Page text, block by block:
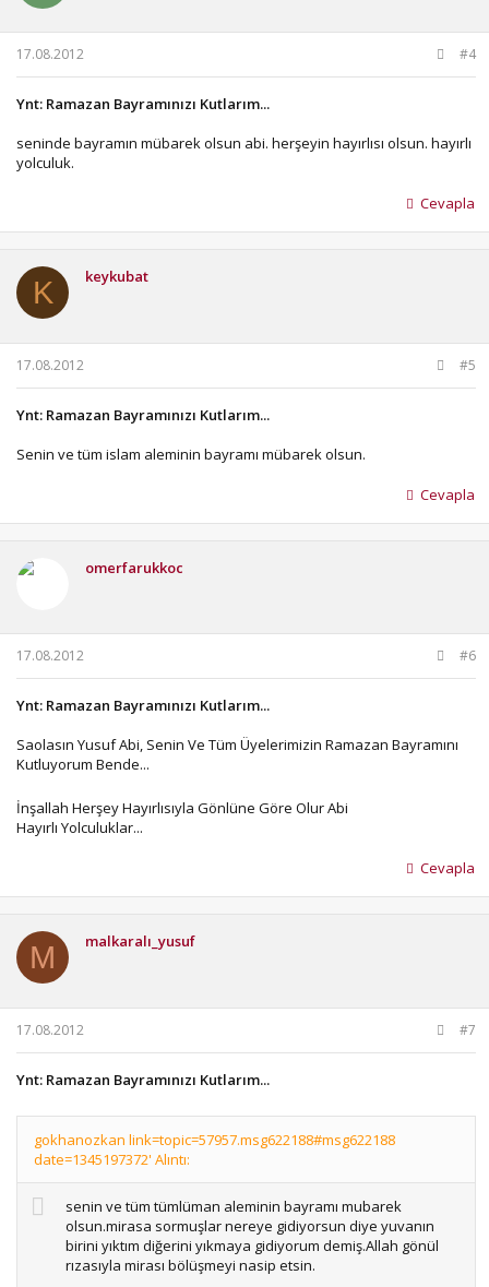
17.08.2012 #4
Ynt: Ramazan Bayramınızı Kutlarım...
seninde bayramın mübarek olsun abi. herşeyin hayırlısı olsun. hayırlı
yolculuk.
Cevapla
K keykubat
17.08.2012 #5
Ynt: Ramazan Bayramınızı Kutlarım...
Senin ve tüm islam aleminin bayramı mübarek olsun.
Cevapla
omerfarukkoc
17.08.2012 #6
Ynt: Ramazan Bayramınızı Kutlarım...
Saolasın Yusuf Abi, Senin Ve Tüm Üyelerimizin Ramazan Bayramını
Kutluyorum Bende...
İnşallah Herşey Hayırlısıyla Gönlüne Göre Olur Abi
Hayırlı Yolculuklar...
Cevapla
M malkaralı_yusuf
17.08.2012 #7
Ynt: Ramazan Bayramınızı Kutlarım...
gokhanozkan link=topic=57957.msg622188#msg622188
date=1345197372' Alıntı:
senin ve tüm tümlüman aleminin bayramı mubarek
olsun.mirasa sormuşlar nereye gidiyorsun diye yuvanın
birini yıktım diğerini yıkmaya gidiyorum demiş.Allah gönül
rızasıyla mirası bölüşmeyi nasip etsin.